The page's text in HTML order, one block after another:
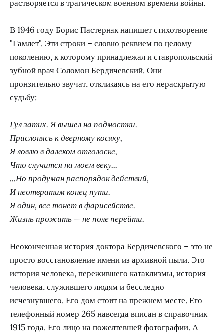
растворяется в трагическом военном времени войны.
В 1946 году Борис Пастернак напишет стихотворение
"Гамлет". Эти строки – словно реквием по целому
поколению, к которому принадлежал и ставропольский
зубной врач Соломон Бердичевский. Они
пронзительно звучат, откликаясь на его нераскрытую
судьбу:
Гул затих. Я вышел на подмостки.
Прислонясь к дверному косяку,
Я ловлю в далеком отголоске,
Что случится на моем веку...
...Но продуман распорядок действий,
И неотвратим конец пути.
Я один, все тонет в фарисействе.
Жизнь прожить — не поле перейти.
Неоконченная история доктора Бердичевского – это не
просто восстановление имени из архивной пыли. Это
история человека, пережившего катаклизмы, история
человека, служившего людям и бесследно
исчезнувшего. Его дом стоит на прежнем месте. Его
телефонный номер 265 навсегда вписан в справочник
1915 года. Его лицо на пожелтевшей фотографии. А